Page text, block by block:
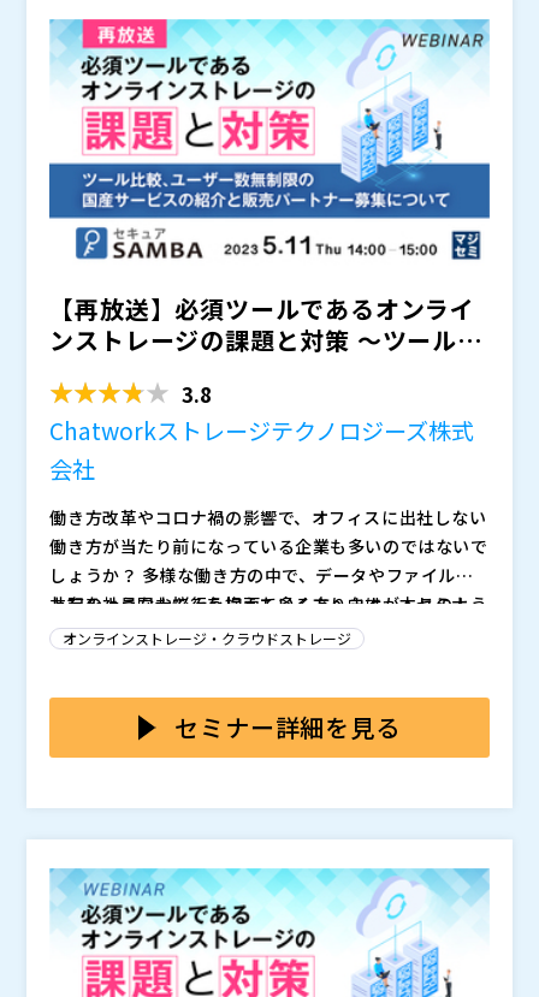
課題を解決したAscensio System SIA社のソリューシ
ョン「ONLYOFFICE DocSpace」について、M365やG
oogle Workspaceと比較しながらご紹介します。 M36
5、Google Workspaceの利用に課題を感じている方、
セキュリティに懸念をお持ちの方はぜひご参加くださ
い。
〜クラウド型オフィス「ONLYOFFICE」をM365, Goog
le Workspaceと徹底比較〜
Ascensio System SIA（）
株式会社オープンソース活用研究所（
） マジセミ株式
会社（）
【再放送】必須ツールであるオンライ
ンストレージの課題と対策 ～ツール比
3.8
Chatworkストレージテクノロジーズ株式
会社
働き方改革やコロナ禍の影響で、オフィスに出社しない
働き方が当たり前になっている企業も多いのではないで
しょうか？ 多様な働き方の中で、データやファイルの
共有を社員同士で行う場面も多くありますが、このよう
なお悩みはございませんか？ ・データやファイルの共
外製品のため使い勝手が悪い、セキュリティ面で不安が
上記のようなお悩みを抱えている方へ向け、本セミナー
では、オンラインストレージサービスのセキュアSAMB
産のツールのため使い勝手が良い点や、 運用開始後の
サポートも専任制で手厚く受けられること、フリープラ
いるサービスです。
して、ご紹介や販売を行っていただくパートナー企業の
募集もご案内させていただきます。 パートナー企業と
が可能です。 例えば、契約手続きなどは行わず窓口と
してのみ活動いただく形や、契約完了までご対応いただ
く形などが選べます。 あわせて、販売活動におけるサ
ポートも手厚く受けられるため、安心して活動に専念し
ていただける体制を構築しています。
営者や決裁者の方におすすめのセミナーです。
Chatworkストレージテクノロジーズ株式会社（）
株式会社オープンソース活用研究所（） マジセミ株式
会社（）
オンラインストレージ・クラウドストレージ
セミナー詳細を見る